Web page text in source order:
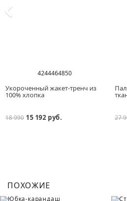
4244464850
Укороченный жакет-тренч из
100% хлопка
18 990 15 192 руб. 27
ПОХОЖИЕ